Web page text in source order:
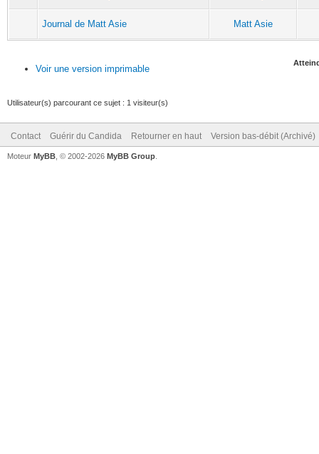
Journal de Matt Asie Matt Asie
Voir une version imprimable
Utilisateur(s) parcourant ce sujet : 1 visiteur(s)
Contact Guérir du Candida Retourner en haut Version bas-débit (Archivé)
Moteur MyBB , © 2002-2026 MyBB Group